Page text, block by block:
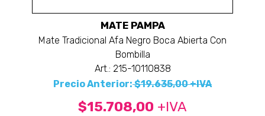
MATE PAMPA
Mate Tradicional Afa Negro Boca Abierta Con
Bombilla
Art.: 215-10110838
Precio Anterior:$19.635,00 +IVA
$15.708,00 +IVA